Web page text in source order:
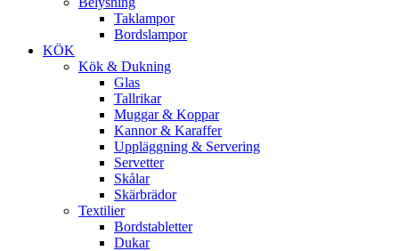
Taklampor
Bordslampor
KÖK
Kök & Dukning
Glas
Tallrikar
Muggar & Koppar
Kannor & Karaffer
Uppläggning & Servering
Servetter
Skålar
Skärbrädor
Textilier
Bordstabletter
Dukar